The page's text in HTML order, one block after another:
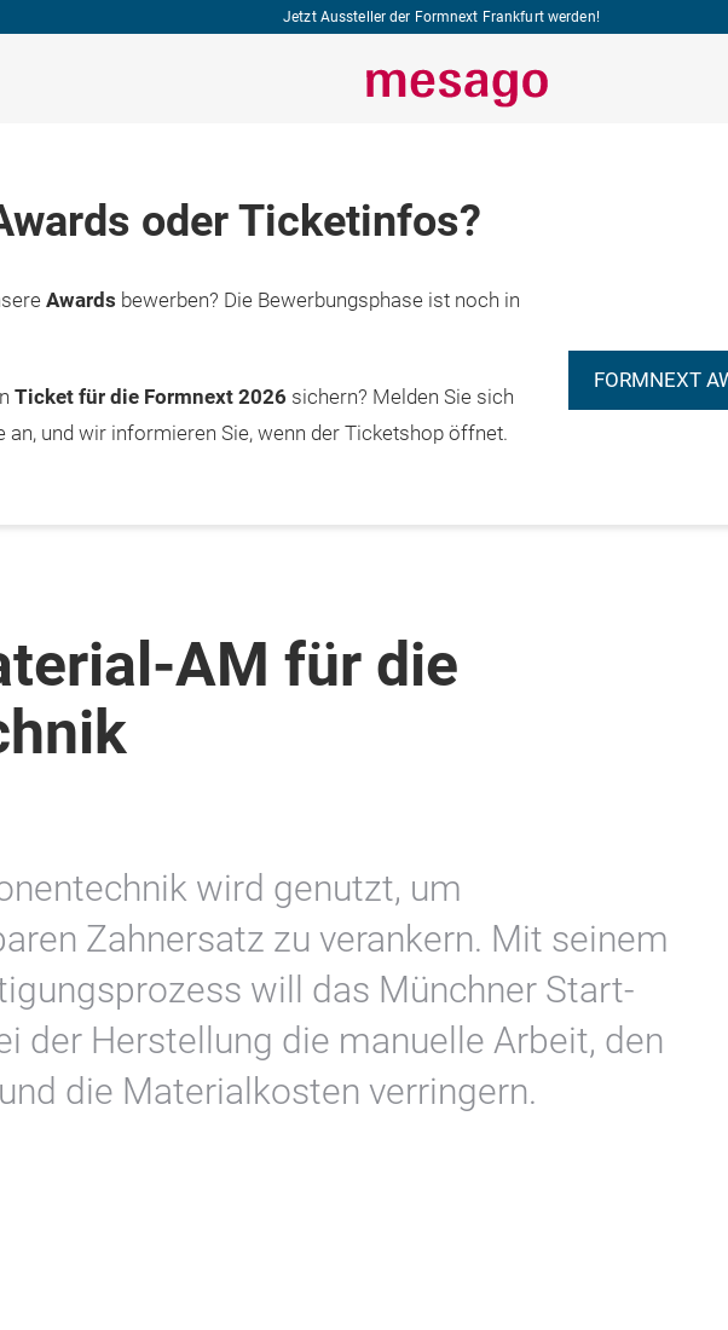
Jetzt Aussteller der Formnext Frankfurt werden!
oder Ticketinfos?
Awards bewerben? Die Bewerbungsphase ist noch in
Ticket für die Formnext 2026 sichern? Melden Sie sich
an, und wir informieren Sie, wenn der Ticketshop öffnet.
FORMNEXT
AM für die
wird genutzt, um
Zahnersatz zu verankern. Mit seinem
will das Münchner Start-
der Herstellung die manuelle Arbeit, den
die Materialkosten verringern.